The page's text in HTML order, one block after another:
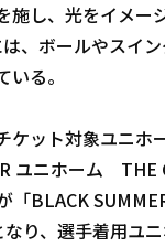
ンクホークス
施し、光をイメー
は、ボールやスイ
る。
ケット対象ユニホ
ユニホーム THE
「BLACK
り、選手着用ユ